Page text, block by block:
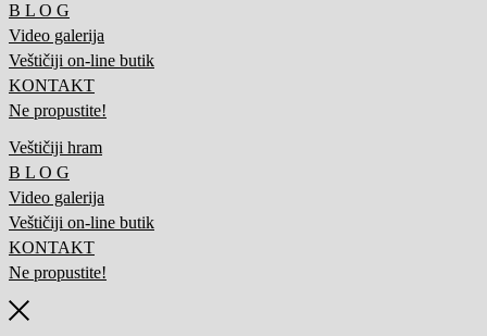
B L O G
Video galerija
Veštičiji on-line butik
KONTAKT
Ne propustite!
Veštičiji hram
B L O G
Video galerija
Veštičiji on-line butik
KONTAKT
Ne propustite!